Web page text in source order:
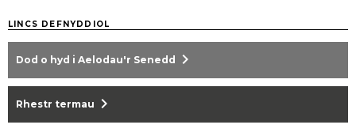
LINCS DEFNYDDIOL
Dod o hyd i Aelodau'r Senedd chevron_right
Rhestr termau chevron_right